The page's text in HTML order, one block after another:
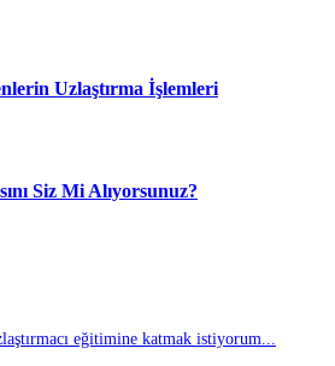
Uzlaştırma İşlemleri
Siz Mi Alıyorsunuz?
eğitimine katmak istiyorum...